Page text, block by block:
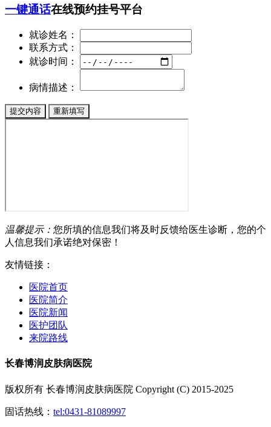
一键通话在线预约挂号平台
就诊姓名：
联系方式：
就诊时间：
病情描述：
温馨提示： 您所填的信息我们将及时反馈给医生诊断，您的个
人信息我们承诺绝对保密！
友情链接：
医院首页
医院简介
医院新闻
医护团队
来院路线
长春博润皮肤病医院
版权所有 长春博润皮肤病医院 Copyright (C) 2015-2025
固话热线： tel:0431-81089997